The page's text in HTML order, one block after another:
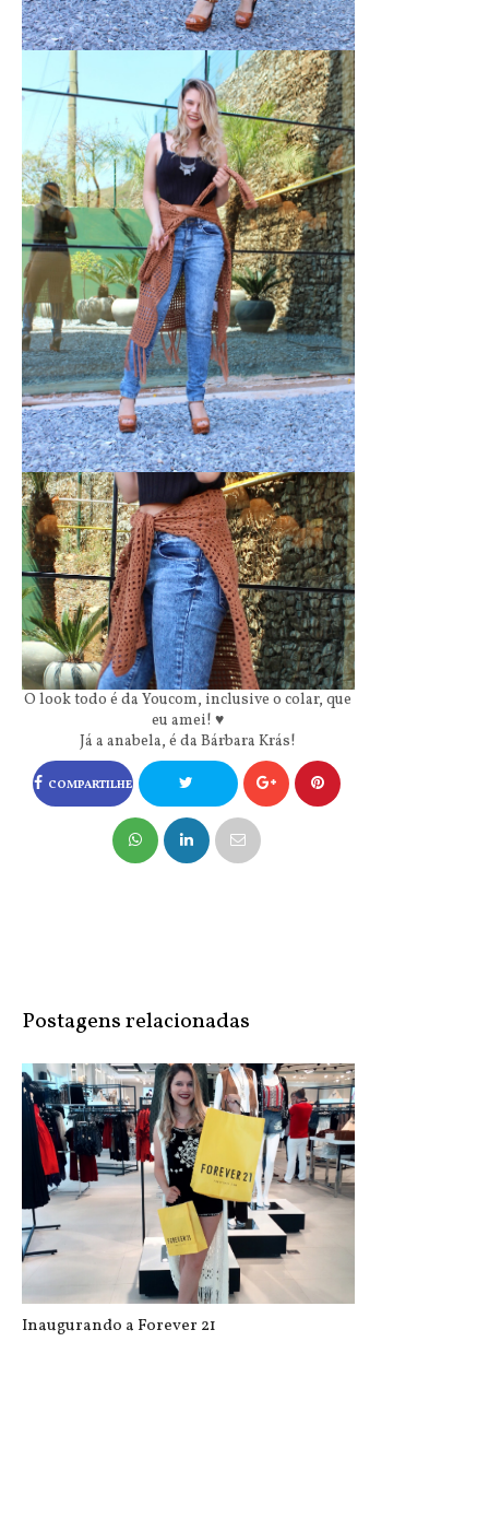
O look todo é da Youcom, inclusive o colar, que
eu amei! ♥
Já a anabela, é da Bárbara Krás!
COMPARTILHE
NO FACEBOOK COMPARTILHE
Postagens relacionadas
Inaugurando a Forever 21